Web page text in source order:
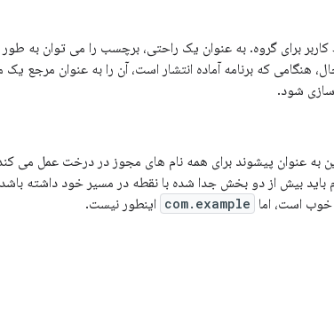
برای گروه. به عنوان یک راحتی، برچسب را می توان به
هنگامی که برنامه آماده انتشار است، آن را به عنوان مرجع
سازی شود.
به عنوان پیشوند برای همه نام های مجوز در درخت عمل می
باید بیش از دو بخش جدا شده با نقطه در مسیر خود داشته
خوب است، اما com.example اینطور نیست.